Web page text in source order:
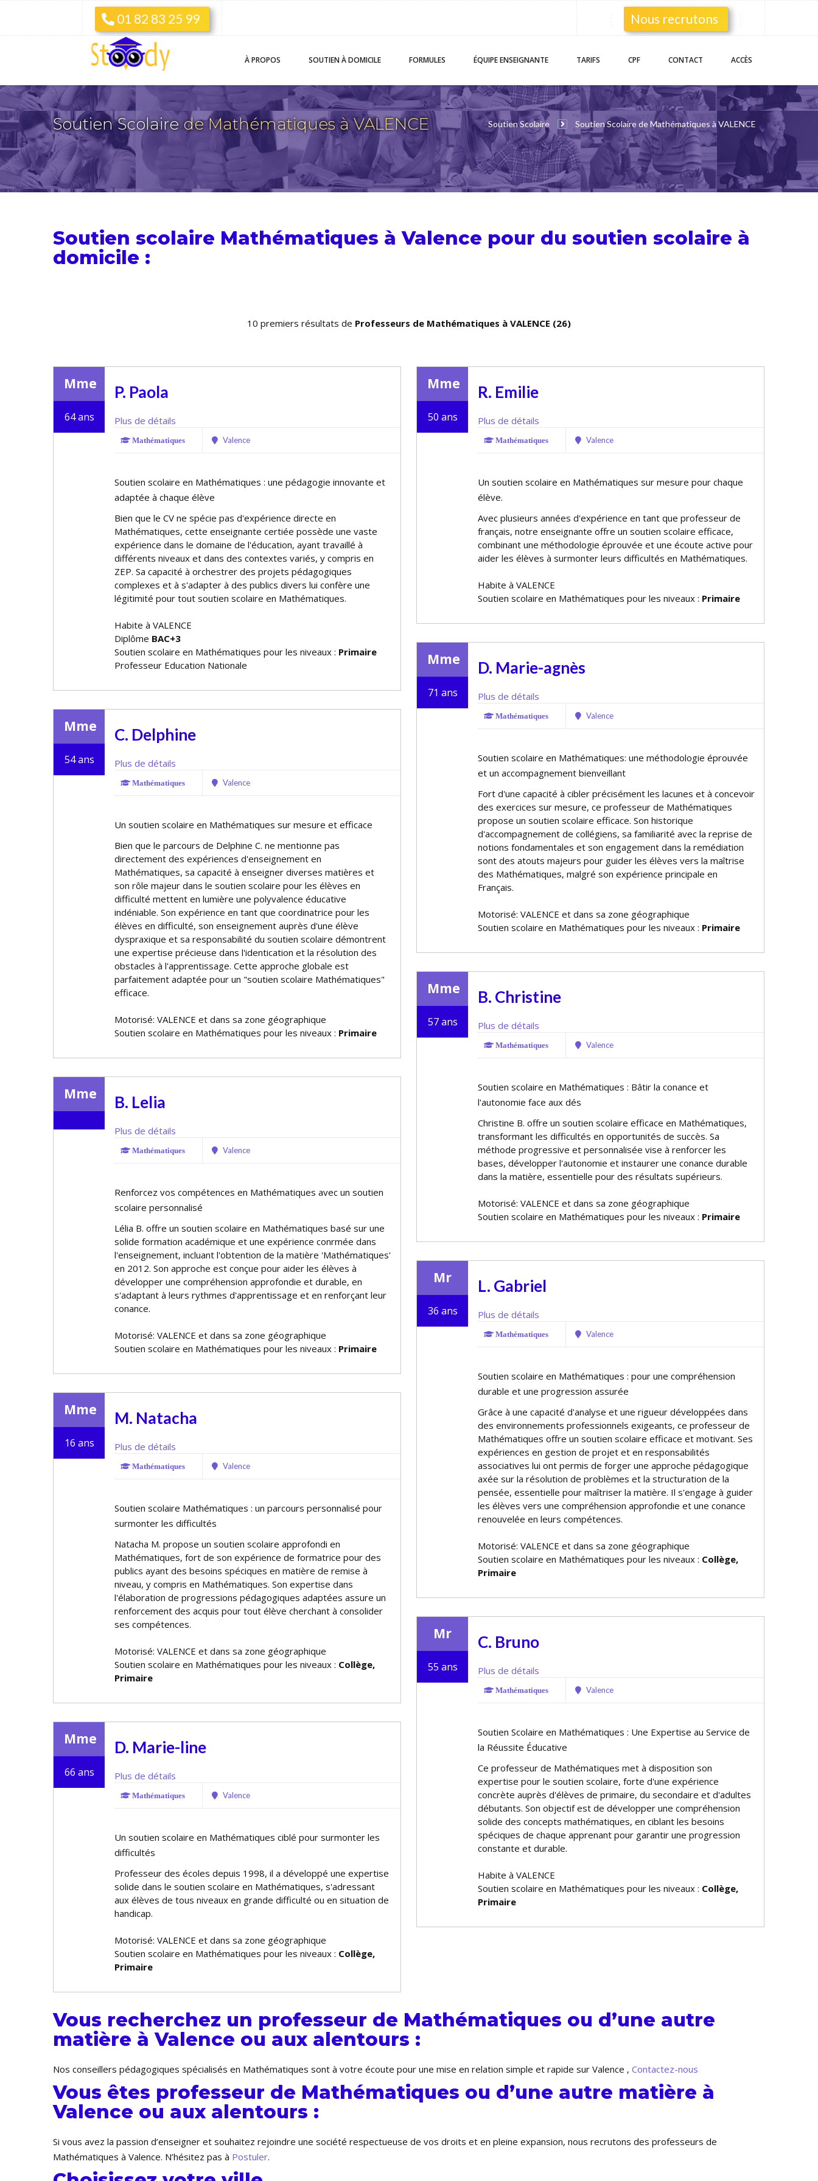
01 82 83 25 99 Nous recrutons
À PROPOS SOUTIENÀ DOMICILE FORMULES ÉQUIPEENSEIGNANTE TARIFS CPF CONTACT ACCÈS
Soutien Scolairede Mathématiques à VALENCE Soutien Scolaire Soutien Scolaire de Mathématiques à VALENCE
Soutien scolaire Mathématiques à Valence pour du soutien scolaire à
domicile :
10 premiers résultats de Professeurs de Mathématiques à VALENCE (26)
Mme
64 ans
P. Paola
Plus de détails
Mathématiques Valence
Soutien scolaire en Mathématiques : une pédagogie innovante et
adaptée à chaque élève
Bien que le CV ne spécifie pas d'expérience directe en
Mathématiques, cette enseignante certifiée possède une vaste
expérience dans le domaine de l'éducation, ayant travaillé à
différents niveaux et dans des contextes variés, y compris en
ZEP. Sa capacité à orchestrer des projets pédagogiques
complexes et à s'adapter à des publics divers lui confère une
légitimité pour tout soutien scolaire en Mathématiques.
Habite à VALENCE
Diplôme BAC+3
Soutien scolaire en Mathématiques pour les niveaux : Primaire
Professeur Education Nationale
Mme
50 ans
R. Emilie
Plus de détails
Mathématiques Valence
Un soutien scolaire en Mathématiques sur mesure pour chaque
élève.
Avec plusieurs années d'expérience en tant que professeur de
français, notre enseignante offre un soutien scolaire efficace,
combinant une méthodologie éprouvée et une écoute active pour
aider les élèves à surmonter leurs difficultés en Mathématiques.
Habite à VALENCE
Soutien scolaire en Mathématiques pour les niveaux : Primaire
Mme
71 ans
D. Marie-agnès
Plus de détails
Mathématiques Valence
Soutien scolaire en Mathématiques: une méthodologie éprouvée
et un accompagnement bienveillant
Fort d'une capacité à cibler précisément les lacunes et à concevoir
des exercices sur mesure, ce professeur de Mathématiques
propose un soutien scolaire efficace. Son historique
d'accompagnement de collégiens, sa familiarité avec la reprise de
notions fondamentales et son engagement dans la remédiation
sont des atouts majeurs pour guider les élèves vers la maîtrise
des Mathématiques, malgré son expérience principale en
Français.
Motorisé: VALENCE et dans sa zone géographique
Soutien scolaire en Mathématiques pour les niveaux : Primaire
Mme
54 ans
C. Delphine
Plus de détails
Mathématiques Valence
Un soutien scolaire en Mathématiques sur mesure et efficace
Bien que le parcours de Delphine C. ne mentionne pas
directement des expériences d'enseignement en
Mathématiques, sa capacité à enseigner diverses matières et
son rôle majeur dans le soutien scolaire pour les élèves en
difficulté mettent en lumière une polyvalence éducative
indéniable. Son expérience en tant que coordinatrice pour les
élèves en difficulté, son enseignement auprès d'une élève
dyspraxique et sa responsabilité du soutien scolaire démontrent
une expertise précieuse dans l'identification et la résolution des
obstacles à l'apprentissage. Cette approche globale est
parfaitement adaptée pour un "soutien scolaire Mathématiques"
efficace.
Motorisé: VALENCE et dans sa zone géographique
Soutien scolaire en Mathématiques pour les niveaux : Primaire
Mme
57 ans
B. Christine
Plus de détails
Mathématiques Valence
Soutien scolaire en Mathématiques : Bâtir la confiance et
l'autonomie face aux défis
Christine B. offre un soutien scolaire efficace en Mathématiques,
transformant les difficultés en opportunités de succès. Sa
méthode progressive et personnalisée vise à renforcer les
bases, développer l'autonomie et instaurer une confiance durable
dans la matière, essentielle pour des résultats supérieurs.
Motorisé: VALENCE et dans sa zone géographique
Soutien scolaire en Mathématiques pour les niveaux : Primaire
Mme B. Lelia
Plus de détails
Mathématiques Valence
Renforcez vos compétences en Mathématiques avec un soutien
scolaire personnalisé
Lélia B. offre un soutien scolaire en Mathématiques basé sur une
solide formation académique et une expérience confirmée dans
l'enseignement, incluant l'obtention de la matière 'Mathématiques'
en 2012. Son approche est conçue pour aider les élèves à
développer une compréhension approfondie et durable, en
s'adaptant à leurs rythmes d'apprentissage et en renforçant leur
confiance.
Motorisé: VALENCE et dans sa zone géographique
Soutien scolaire en Mathématiques pour les niveaux : Primaire
Mr
36 ans
L. Gabriel
Plus de détails
Mathématiques Valence
Soutien scolaire en Mathématiques : pour une compréhension
durable et une progression assurée
Grâce à une capacité d'analyse et une rigueur développées dans
des environnements professionnels exigeants, ce professeur de
Mathématiques offre un soutien scolaire efficace et motivant. Ses
expériences en gestion de projet et en responsabilités
associatives lui ont permis de forger une approche pédagogique
axée sur la résolution de problèmes et la structuration de la
pensée, essentielle pour maîtriser la matière. Il s'engage à guider
les élèves vers une compréhension approfondie et une confiance
renouvelée en leurs compétences.
Motorisé: VALENCE et dans sa zone géographique
Soutien scolaire en Mathématiques pour les niveaux : Collège,
Primaire
Mme
16 ans
M. Natacha
Plus de détails
Mathématiques Valence
Soutien scolaire Mathématiques : un parcours personnalisé pour
surmonter les difficultés
Natacha M. propose un soutien scolaire approfondi en
Mathématiques, fort de son expérience de formatrice pour des
publics ayant des besoins spécifiques en matière de remise à
niveau, y compris en Mathématiques. Son expertise dans
l'élaboration de progressions pédagogiques adaptées assure un
renforcement des acquis pour tout élève cherchant à consolider
ses compétences.
Motorisé: VALENCE et dans sa zone géographique
Soutien scolaire en Mathématiques pour les niveaux : Collège,
Primaire
Mr
55 ans
C. Bruno
Plus de détails
Mathématiques Valence
Soutien Scolaire en Mathématiques : Une Expertise au Service de
la Réussite Éducative
Ce professeur de Mathématiques met à disposition son
expertise pour le soutien scolaire, forte d'une expérience
concrète auprès d'élèves de primaire, du secondaire et d'adultes
débutants. Son objectif est de développer une compréhension
solide des concepts mathématiques, en ciblant les besoins
spécifiques de chaque apprenant pour garantir une progression
constante et durable.
Habite à VALENCE
Soutien scolaire en Mathématiques pour les niveaux : Collège,
Primaire
Mme
66 ans
D. Marie-line
Plus de détails
Mathématiques Valence
Un soutien scolaire en Mathématiques ciblé pour surmonter les
difficultés
Professeur des écoles depuis 1998, il a développé une expertise
solide dans le soutien scolaire en Mathématiques, s'adressant
aux élèves de tous niveaux en grande difficulté ou en situation de
handicap.
Motorisé: VALENCE et dans sa zone géographique
Soutien scolaire en Mathématiques pour les niveaux : Collège,
Primaire
Vous recherchez un professeur de Mathématiques ou d’une autre
matière à Valence ou aux alentours :
Nos conseillers pédagogiques spécialisés en Mathématiques sont à votre écoute pour une mise en relation simple et rapide sur Valence , Contactez-nous
Vous êtes professeur de Mathématiques ou d’une autre matière à
Valence ou aux alentours :
Si vous avez la passion d’enseigner et souhaitez rejoindre une société respectueuse de vos droits et en pleine expansion, nous recrutons des professeurs de
Mathématiques à Valence. N’hésitez pas à Postuler.